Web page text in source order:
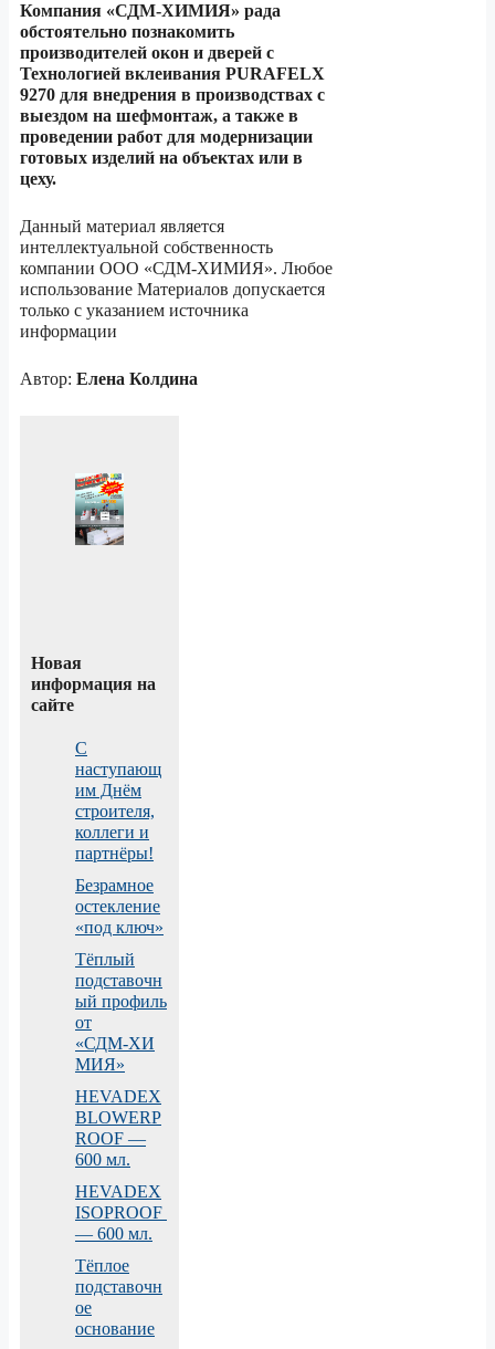
Компания «СДМ-ХИМИЯ» рада
обстоятельно познакомить
производителей окон и дверей с
Технологией вклеивания PURAFELX
9270 для внедрения в производствах с
выездом на шефмонтаж, а также в
проведении работ для модернизации
готовых изделий на объектах или в
цеху.
Данный материал является
интеллектуальной собственность
компании ООО «СДМ-ХИМИЯ». Любое
использование Материалов допускается
только c указанием источника
информации
Автор: Елена Колдина
Новая
информация на
сайте
С
наступающ
им Днём
строителя,
коллеги и
партнёры!
Безрамное
остекление
«под ключ»
Тёплый
подставочн
ый профиль
от
«СДМ‑ХИ
МИЯ»
HEVADEX
BLOWERP
ROOF —
600 мл.
HEVADEX
ISOPROOF
— 600 мл.
Тёплое
подставочн
ое
основание